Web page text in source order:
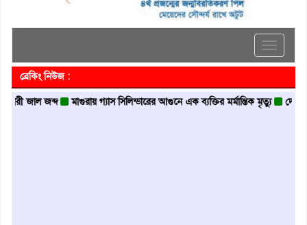
Toggle
ব্রেকিং নিউজ :
জব্দ মাগুরায় গ্যাস সিলিন্ডারের আগুনে এক ব্যক্তির মর্মান্তিক মৃত্যু দেশজুড়ে